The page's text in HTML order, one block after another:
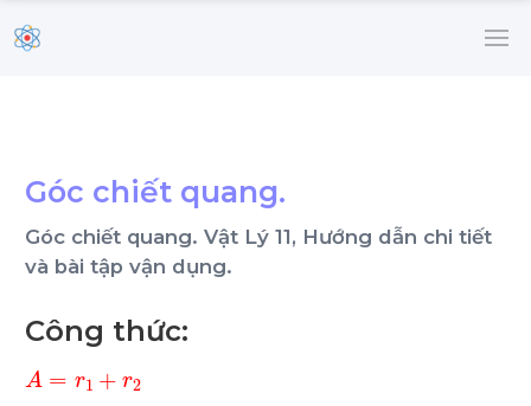
Góc chiết quang.
Góc chiết quang. Vật Lý 11, Hướng dẫn chi tiết
và bài tập vận dụng.
Công thức:
A